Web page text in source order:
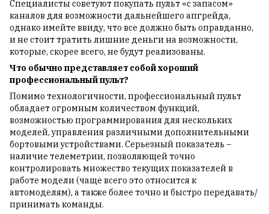
Специалисты советуют покупать пульт «с запасом»
каналов для возможности дальнейшего апгрейда,
однако имейте ввиду, что все должно быть оправданно,
и не стоит тратить лишние деньги на возможности,
которые, скорее всего, не будут реализованы.
Что обычно представляет собой хороший
профессиональный пульт?
Помимо технологичности, профессиональный пульт
обладает огромным количеством функций,
возможностью программирования для нескольких
моделей, управления различными дополнительными
бортовыми устройствами. Серьезный показатель –
наличие телеметрии, позволяющей точно
контролировать множество текущих показателей в
работе модели (чаще всего это относится к
автомоделям), а также более точно и быстро передавать/
принимать команды.